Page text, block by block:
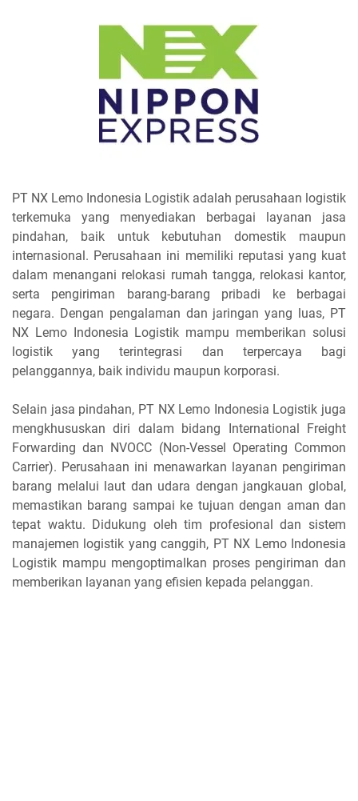
PT NX Lemo Indonesia Logistik adalah perusahaan logistik
terkemuka yang menyediakan berbagai layanan jasa
pindahan, baik untuk kebutuhan domestik maupun
internasional. Perusahaan ini memiliki reputasi yang kuat
dalam menangani relokasi rumah tangga, relokasi kantor,
serta pengiriman barang-barang pribadi ke berbagai
negara. Dengan pengalaman dan jaringan yang luas, PT
NX Lemo Indonesia Logistik mampu memberikan solusi
logistik yang terintegrasi dan terpercaya bagi
pelanggannya, baik individu maupun korporasi.
Selain jasa pindahan, PT NX Lemo Indonesia Logistik juga
mengkhususkan diri dalam bidang International Freight
Forwarding dan NVOCC (Non-Vessel Operating Common
Carrier). Perusahaan ini menawarkan layanan pengiriman
barang melalui laut dan udara dengan jangkauan global,
memastikan barang sampai ke tujuan dengan aman dan
tepat waktu. Didukung oleh tim profesional dan sistem
manajemen logistik yang canggih, PT NX Lemo Indonesia
Logistik mampu mengoptimalkan proses pengiriman dan
memberikan layanan yang efisien kepada pelanggan.